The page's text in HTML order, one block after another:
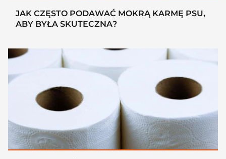
JAK CZĘSTO PODAWAĆ MOKRĄ KARMĘ PSU,
ABY BYŁA SKUTECZNA?